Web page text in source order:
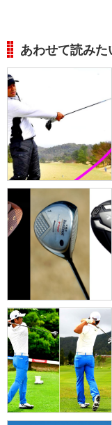
あわせて読みた